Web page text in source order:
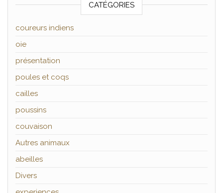
CATÉGORIES
coureurs indiens
oie
présentation
poules et coqs
cailles
poussins
couvaison
Autres animaux
abeilles
Divers